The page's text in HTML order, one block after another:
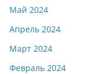
Май 2024
Апрель 2024
Март 2024
Февраль 2024